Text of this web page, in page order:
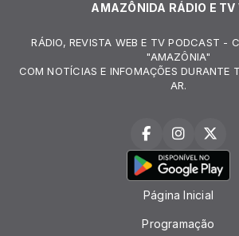
AMAZÔNIDA RÁDIO E TV
RÁDIO, REVISTA WEB E TV PODCAST -
"AMAZÔNIA"
COM NOTÍCIAS E INFOMAÇÕES DURANTE
AR.
Página Inicial
Programação